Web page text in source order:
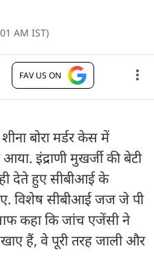
AM IST)
FAV US ON
बोरा मर्डर केस में
इंद्राणी मुखर्जी की बेटी
देते हुए सीबीआई के
विशेष सीबीआई जज जे पी
कहा कि जांच एजेंसी ने
हैं, वे पूरी तरह जाली और